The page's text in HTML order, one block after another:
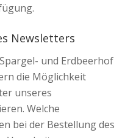
Newsletters
und Erdbeerhof
die Möglichkeit
unseres
Welche
bei der Bestellung des